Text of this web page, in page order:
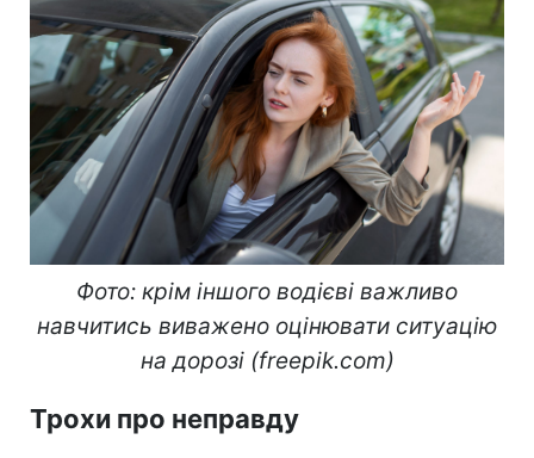
Фото: крім іншого водієві важливо
навчитись виважено оцінювати ситуацію
на дорозі (freepik.com)
Трохи про неправду